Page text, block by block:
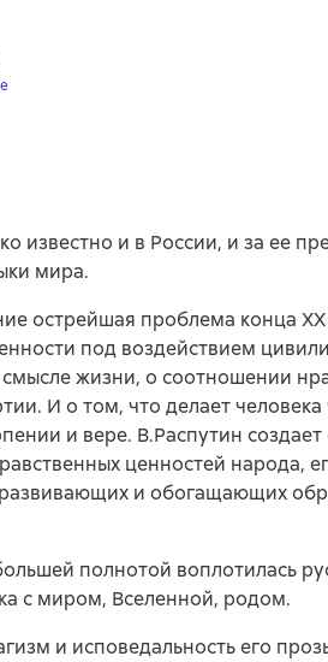
известно и в России, и за ее
мира.
острейшая проблема конца XX
под воздействием
жизни, о соотношении
И о том, что делает
и вере. В.Распутин
ценностей народа,
и обогащающих
полнотой воплотилась
с миром, Вселенной, родом.
и исповедальность его